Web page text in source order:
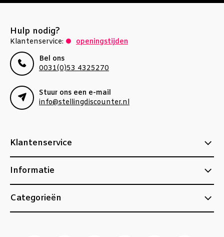
Hulp nodig?
Klantenservice:
openingstijden
Bel ons
0031(0)53 4325270
Stuur ons een e-mail
info@stellingdiscounter.nl
Klantenservice
Informatie
Categorieën